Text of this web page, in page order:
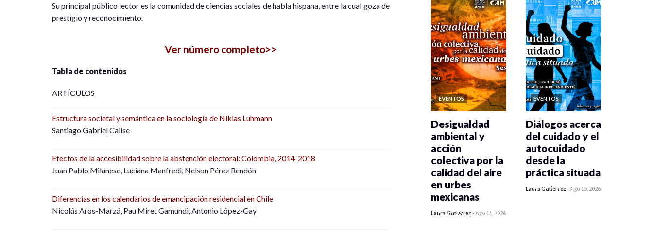
Su principal público lector es la comunidad de ciencias sociales de habla hispana, entre la cual goza de
prestigio y reconocimiento.
Ver número completo>>
Tabla de contenidos
ARTÍCULOS
Estructura societal y semántica en la sociología de Niklas Luhmann
Santiago Gabriel Calise
Efectos de la accesibilidad sobre la abstención electoral: Colombia, 2014-2018
Juan Pablo Milanese, Luciana Manfredi, Nelson Pérez Rendón
Diferencias en los calendarios de emancipación residencial en Chile
Nicolás Aros-Marzá, Pau Miret Gamundi, Antonio López-Gay
EVENTOS
0 veces compartido
Desigualdad
ambiental y
acción
colectiva por la
calidad del aire
en urbes
mexicanas
Laura Gutiérrez -Ago 05, 2026
EVENTOS
0 veces compartido
Diálogos acerca
del cuidado y el
autocuidado
desde la
práctica situada
Laura Gutiérrez -Ago 05, 2026